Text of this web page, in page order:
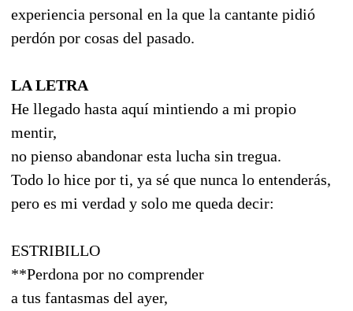
experiencia personal en la que la cantante pidió
perdón por cosas del pasado.
LA LETRA
He llegado hasta aquí mintiendo a mi propio
mentir,
no pienso abandonar esta lucha sin tregua.
Todo lo hice por ti, ya sé que nunca lo entenderás,
pero es mi verdad y solo me queda decir:
ESTRIBILLO
**Perdona por no comprender
a tus fantasmas del ayer,